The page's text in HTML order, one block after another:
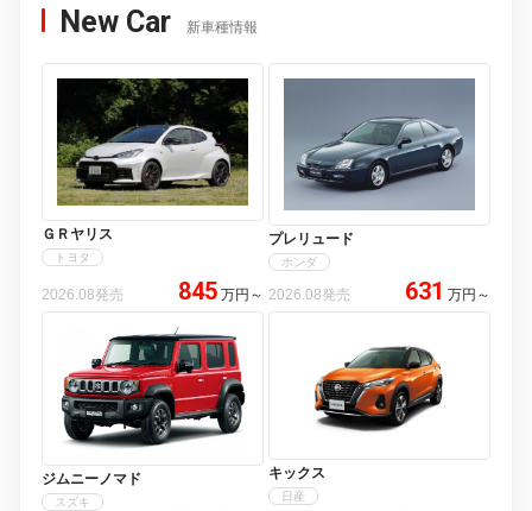
New Car 新車種情報
ＧＲヤリス
トヨタ
2026.08発売 845 万円 ～
プレリュード
ホンダ
2026.08発売 631 万円 ～
ジムニーノマド
スズキ
キックス
日産